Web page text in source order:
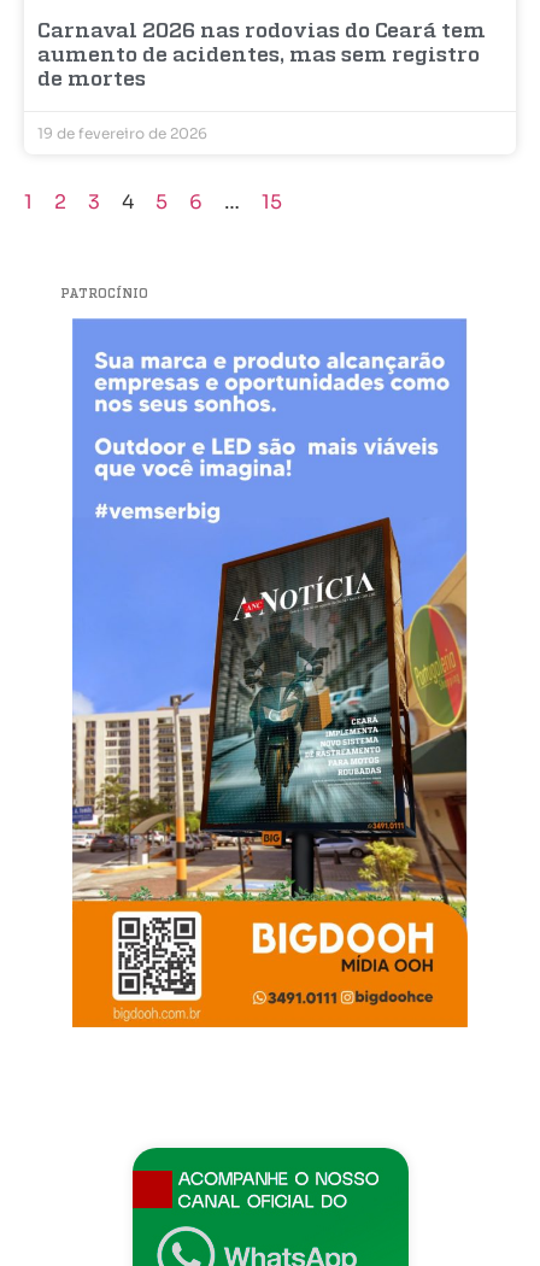
Carnaval 2026 nas rodovias do Ceará tem
aumento de acidentes, mas sem registro
de mortes
19 de fevereiro de 2026
1 2 3 4 5 6 … 15
PATROCÍNIO